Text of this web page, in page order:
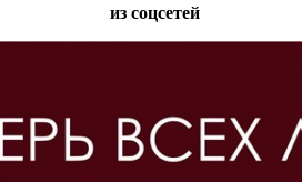
из соцсетей